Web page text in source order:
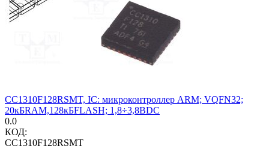
CC1310F128RSMT, IC: микроконтроллер ARM; VQFN32;
20кБRAM,128кБFLASH; 1,8÷3,8ВDC
0.0
КОД:
CC1310F128RSMT